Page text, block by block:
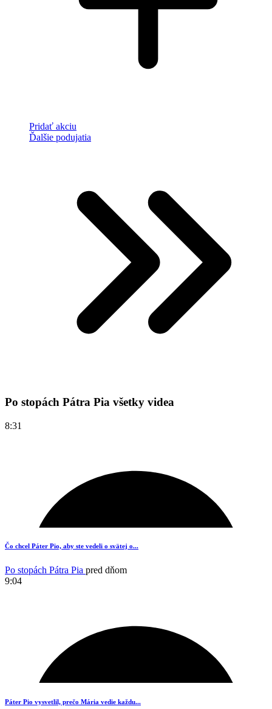
Pridať akciu
Ďalšie podujatia
Po stopách Pátra Pia všetky videa
8:31
17
Čo chcel Páter Pio, aby ste vedeli o svätej o...
Po stopách Pátra Pia pred dňom
9:04
Páter Pio vysvetlil, prečo Mária vedie každu...